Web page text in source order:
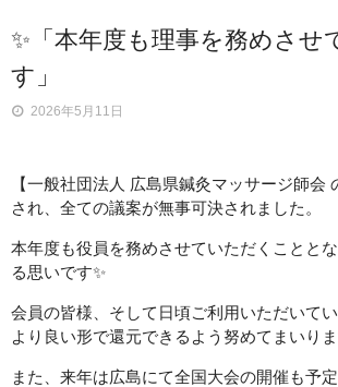
✨「本年度も理事を務めさせ
す」
2026年5月11日
【一般社団法人 広島県鍼灸マッサージ師会
され、全ての議案が無事可決されました。
本年度も役員を務めさせていただくことと
る思いです✨
会員の皆様、そして日頃ご利用いただいてい
より良い形で還元できるよう努めてまいりま
また、来年は広島にて全国大会の開催も予定